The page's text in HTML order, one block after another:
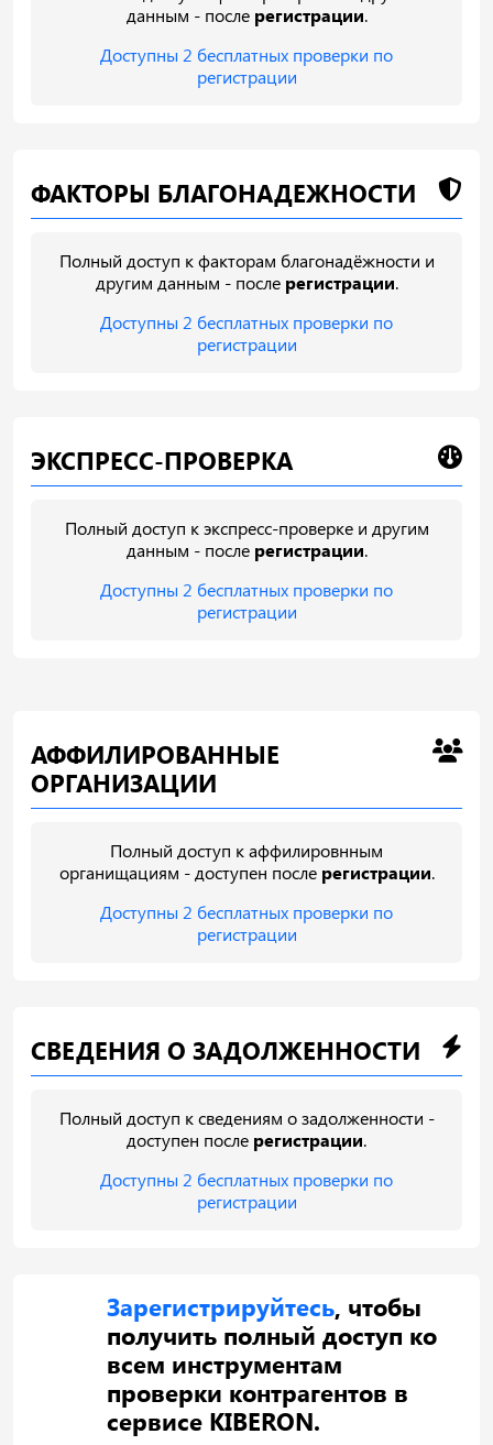
данным - после регистрации.
Доступны 2 бесплатных проверки по
регистрации
ФАКТОРЫ БЛАГОНАДЕЖНОСТИ
Полный доступ к факторам благонадёжности и
другим данным - после регистрации.
Доступны 2 бесплатных проверки по
регистрации
ЭКСПРЕСС-ПРОВЕРКА
Полный доступ к экспресс-проверке и другим
данным - после регистрации.
Доступны 2 бесплатных проверки по
регистрации
АФФИЛИРОВАННЫЕ
ОРГАНИЗАЦИИ
Полный доступ к аффилировнным
органищациям - доступен после регистрации.
Доступны 2 бесплатных проверки по
регистрации
СВЕДЕНИЯ О ЗАДОЛЖЕННОСТИ
Полный доступ к сведениям о задолженности -
доступен после регистрации.
Доступны 2 бесплатных проверки по
регистрации
Зарегистрируйтесь, чтобы
получить полный доступ ко
всем инструментам
проверки контрагентов в
сервисе KIBERON.